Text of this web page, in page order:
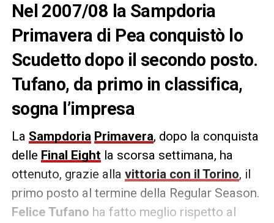
Nel 2007/08 la Sampdoria
Primavera di Pea conquistò lo
Scudetto dopo il secondo posto.
Tufano, da primo in classifica,
sogna l’impresa
La Sampdoria Primavera, dopo la conquista
delle Final Eightla scorsa settimana, ha
ottenuto, grazie alla vittoria con il Torino, il
primo posto al termine della Regular Season.
Felice Tufano ha fatto meglio rispetto al